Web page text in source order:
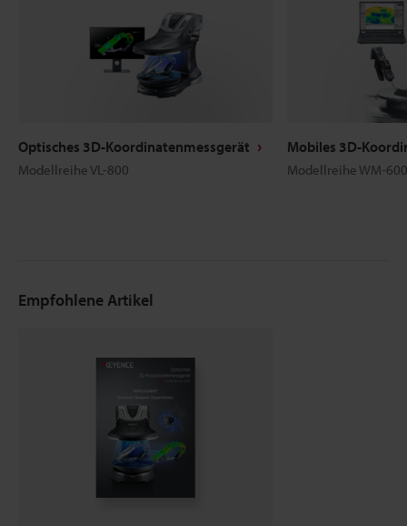
Optisches 3D-Koordinatenmessgerät
Modellreihe VL-800
Mobiles 3D-
Modellreihe WM-
Empfohlene Artikel